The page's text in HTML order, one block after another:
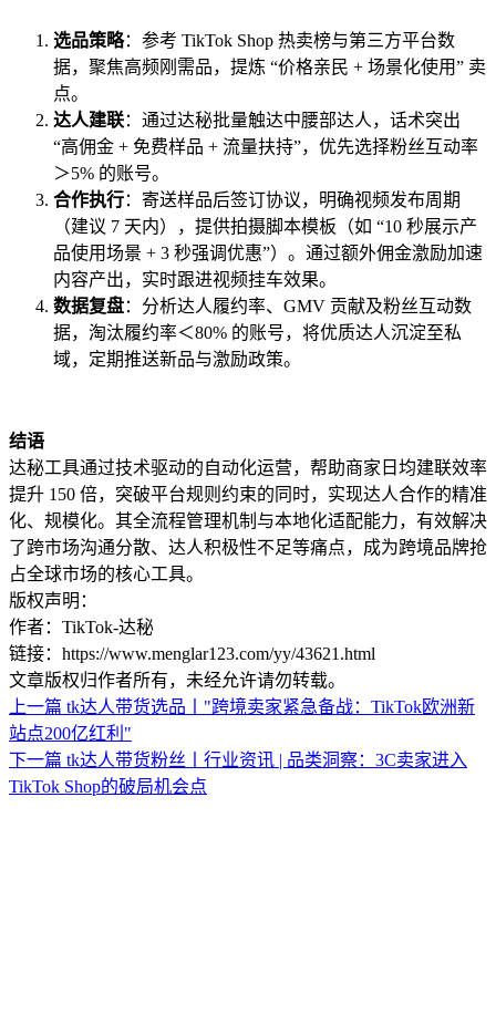
选品策略：参考 TikTok Shop 热卖榜与第三方平台数
据，聚焦高频刚需品，提炼 “价格亲民 + 场景化使用” 卖
点。
达人建联：通过达秘批量触达中腰部达人，话术突出
“高佣金 + 免费样品 + 流量扶持”，优先选择粉丝互动率
＞5% 的账号。
合作执行：寄送样品后签订协议，明确视频发布周期
（建议 7 天内），提供拍摄脚本模板（如 “10 秒展示产
品使用场景 + 3 秒强调优惠”）。通过额外佣金激励加速
内容产出，实时跟进视频挂车效果。
数据复盘：分析达人履约率、GMV 贡献及粉丝互动数
据，淘汰履约率＜80% 的账号，将优质达人沉淀至私
域，定期推送新品与激励政策。
结语
达秘工具通过技术驱动的自动化运营，帮助商家日均建联效率
提升 150 倍，突破平台规则约束的同时，实现达人合作的精准
化、规模化。其全流程管理机制与本地化适配能力，有效解决
了跨市场沟通分散、达人积极性不足等痛点，成为跨境品牌抢
占全球市场的核心工具。
版权声明：
作者：TikTok-达秘
链接：https://www.menglar123.com/yy/43621.html
文章版权归作者所有，未经允许请勿转载。
上一篇 tk达人带货选品丨"跨境卖家紧急备战：TikTok欧洲新
站点200亿红利"
下一篇 tk达人带货粉丝丨行业资讯 | 品类洞察：3C卖家进入
TikTok Shop的破局机会点